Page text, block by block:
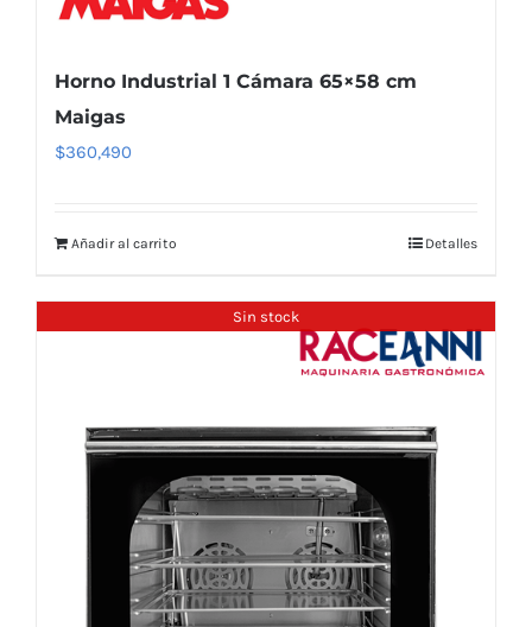
Horno Industrial 1 Cámara 65×58 cm
Maigas
$360,490
Añadir al carrito Detalles
Sin stock